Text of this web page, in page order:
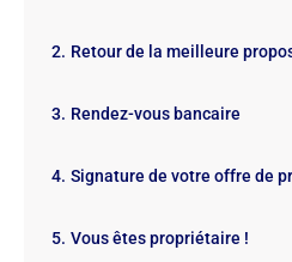
Retour de la meilleure
Rendez-vous bancaire
Signature de votre offre de
Vous êtes propriétaire !